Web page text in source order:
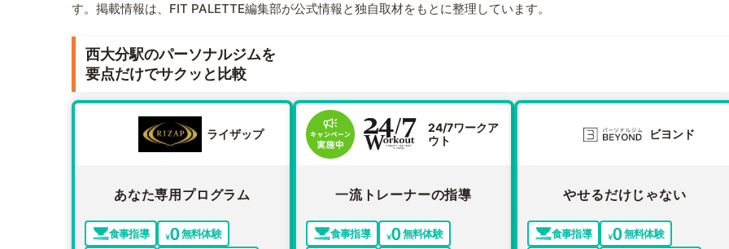
す。掲載情報は、FIT PALETTE編集部が公式情報と独自取材をもとに整理しています。
西大分駅のパーソナルジムを
要点だけでサクッと比較
ライザップ
あなた専用プログラム
食事指導
無料体験
24/7ワークア
ウト
一流トレーナーの指導
食事指導
無料体験
ビヨンド
やせるだけじゃない
食事指導
無料体験